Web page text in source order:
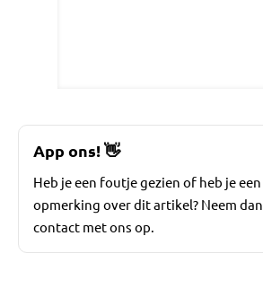
App ons! 👋
Heb je een foutje gezien of heb je een
opmerking over dit artikel? Neem dan
contact met ons op.